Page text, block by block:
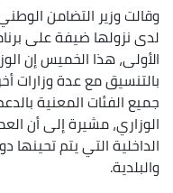
وقالت وزير التضامن الوطني
لدى نزولها ضيفة على
الأولى، هذا الخميس إن
بالتنسيق مع عدة وزارات
جميع الفئات المعنية
الوزاري، مشيرة إلى أن
الداخلية التي يتم تحينها
والبلدية.